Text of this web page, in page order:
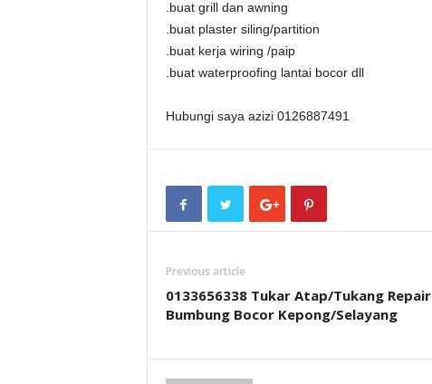
.buat grill dan awning
.buat plaster siling/partition
.buat kerja wiring /paip
.buat waterproofing lantai bocor dll
Hubungi saya azizi 0126887491
Previous article
0133656338 Tukar Atap/Tukang Repair
Bumbung Bocor Kepong/Selayang